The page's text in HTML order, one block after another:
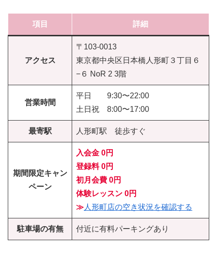
項目 詳細
アクセス
〒103-0013
東京都中央区日本橋人形町３丁目６
−６ NoR 2 3階
営業時間
平日 9:30〜22:00
土日祝 8:00〜17:00
最寄駅 人形町駅 徒歩すぐ
期間限定キャン
ペーン
入会金 0円
登録料 0円
初月会費 0円
体験レッスン 0円
≫人形町店の空き状況を確認する
駐車場の有無 付近に有料パーキングあり